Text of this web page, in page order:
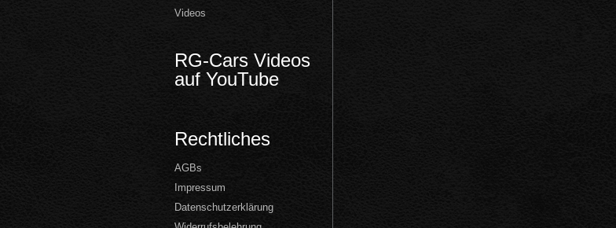
Videos
RG-Cars Videos
auf YouTube
Rechtliches
AGBs
Impressum
Datenschutzerklärung